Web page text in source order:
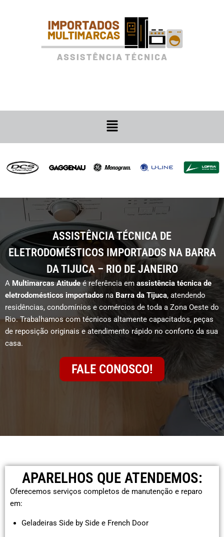
ASSISTÊNCIA TÉCNICA DE
ELETRODOMÉSTICOS IMPORTADOS NA BARRA
DA TIJUCA – RIO DE JANEIRO
A Multimarcas Atitudeé referência em assistência técnica de
eletrodomésticos importados na Barra da Tijuca, atendendo
residências, condomínios e comércios de toda a Zona Oeste do
Rio. Trabalhamos com técnicos altamente capacitados, peças
de reposição originais e atendimento rápido no conforto da sua
casa.
FALE CONOSCO!
APARELHOS QUE ATENDEMOS:
Oferecemos serviços completos de manutenção e reparo
em:
Geladeiras Side by Side e French Door